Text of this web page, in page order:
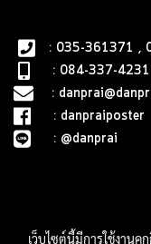
: 035-361371 ,
: 084-337-4231
:
: danpraiposter
: @danprai
เว็บไซต์นี้มีการใช้งาน